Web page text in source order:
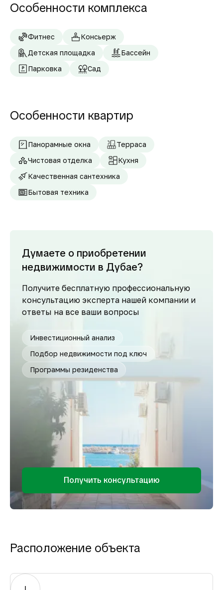
Особенности комплекса
Фитнес
Консьерж
Детская площадка
Бассейн
Парковка
Сад
Особенности квартир
Панорамные окна
Терраса
Чистовая отделка
Кухня
Качественная сантехника
Бытовая техника
Думаете о приобретении
недвижимости в Дубае?
Получите бесплатную профессиональную
консультацию эксперта нашей компании и
ответы на все ваши вопросы
Инвестиционный анализ
Подбор недвижимости под ключ
Программы резиденства
Получить консультацию
Расположение объекта